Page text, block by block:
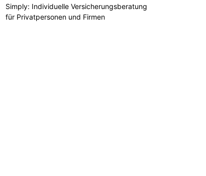
Simply: Individuelle Versicherungsberatung
für Privatpersonen und Firmen